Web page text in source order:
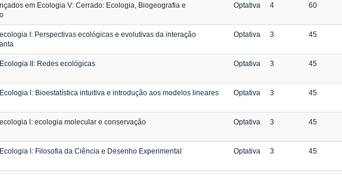
em Ecologia V: Cerrado: Ecologia, Biogeografia e
Optativa 4
60
I: Perspectivas ecológicas e evolutivas da interação
Optativa 3
45
II: Redes ecológicas Optativa 3
45
l: Bioestatística intuitiva e introdução aos modelos lineares Optativa 3
45
l: ecologia molecular e conservação Optativa 3
45
l: Filosofia da Ciência e Desenho Experimental Optativa 3
45